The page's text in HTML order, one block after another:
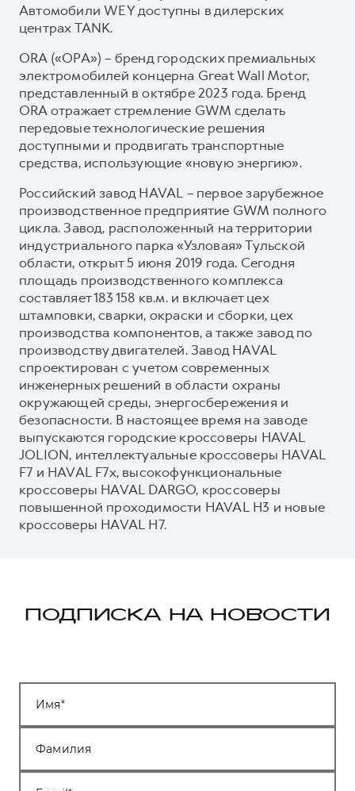
Автомобили WEY доступны в дилерских
центрах TANK.
ORA («ОРА») – бренд городских премиальных
электромобилей концерна Great Wall Motor,
представленный в октябре 2023 года. Бренд
ORA отражает стремление GWM сделать
передовые технологические решения
доступными и продвигать транспортные
средства, использующие «новую энергию».
Российский завод HAVAL – первое зарубежное
производственное предприятие GWM полного
цикла. Завод, расположенный на территории
индустриального парка «Узловая» Тульской
области, открыт 5 июня 2019 года. Сегодня
площадь производственного комплекса
составляет 183 158 кв.м. и включает цех
штамповки, сварки, окраски и сборки, цех
производства компонентов, а также завод по
производству двигателей. Завод HAVAL
спроектирован с учетом современных
инженерных решений в области охраны
окружающей среды, энергосбережения и
безопасности. В настоящее время на заводе
выпускаются городские кроссоверы HAVAL
JOLION, интеллектуальные кроссоверы HAVAL
F7 и HAVAL F7x, высокофункциональные
кроссоверы HAVAL DARGO, кроссоверы
повышенной проходимости HAVAL H3 и новые
кроссоверы HAVAL H7.
ПОДПИСКА НА НОВОСТИ
Имя
Фамилия